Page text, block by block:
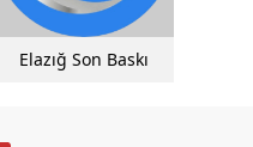
Elazığ Son Baskı